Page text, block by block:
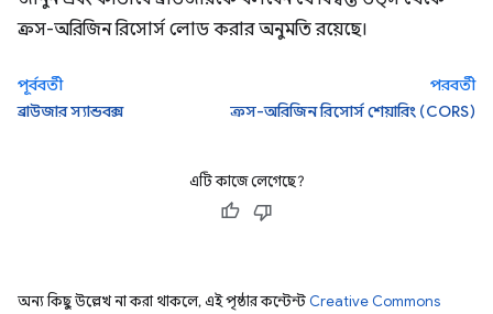
ক্রস-অরিজিন রিসোর্স লোড করার অনুমতি রয়েছে।
পূর্ববর্তী
ব্রাউজার স্যান্ডবক্স
পরবর্তী
ক্রস-অরিজিন রিসোর্স শেয়ারিং (CORS)
এটি কাজে লেগেছে?
অন্য কিছু উল্লেখ না করা থাকলে, এই পৃষ্ঠার কন্টেন্ট Creative Commons